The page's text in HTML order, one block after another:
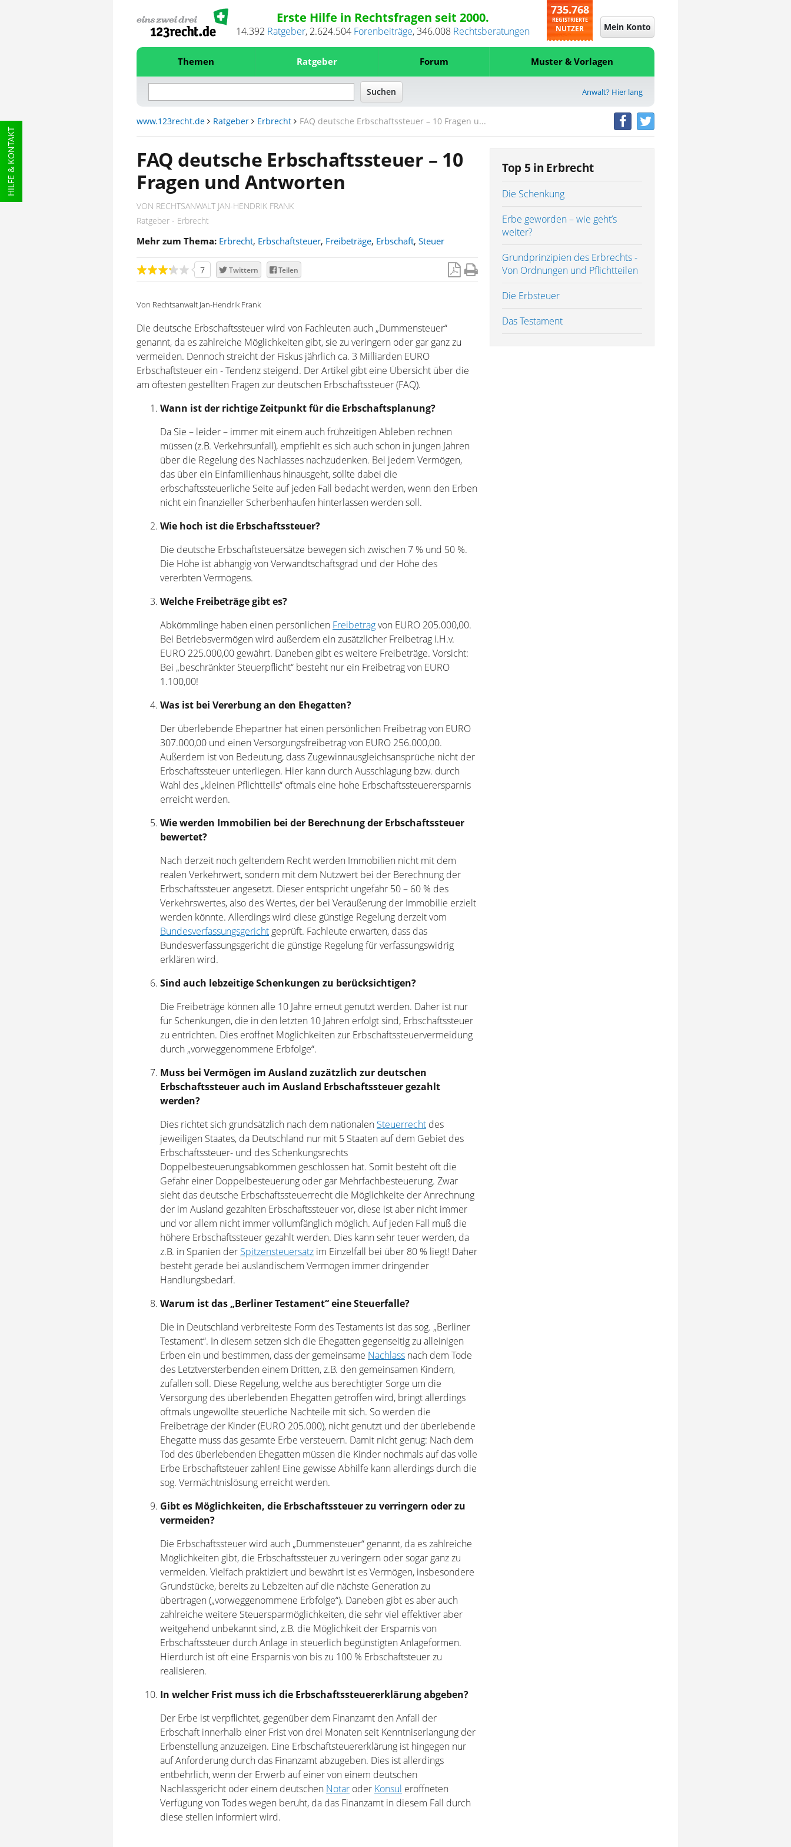
HILFE & KONTAKT
Erste Hilfe in Rechtsfragen seit 2000.
14.392 Ratgeber, 2.624.504 Forenbeiträge,346.008 Rechtsberatungen
735.768
REGISTRIERTE
NUTZER Mein Konto
Themen Ratgeber Forum Muster & Vorlagen
Anwalt? Hier lang
www.123recht.de Ratgeber Erbrecht FAQ deutsche Erbschaftssteuer – 10 Fragen u...
FAQ deutsche Erbschaftssteuer – 10
Fragen und Antworten
VON RECHTSANWALT JAN-HENDRIK FRANK
Ratgeber - Erbrecht
Mehr zum Thema: Erbrecht, Erbschaftsteuer, Freibeträge, Erbschaft, Steuer
7 Twittern Teilen
Von Rechtsanwalt Jan-Hendrik Frank
Die deutsche Erbschaftssteuer wird von Fachleuten auch „Dummensteuer“
genannt, da es zahlreiche Möglichkeiten gibt, sie zu veringern oder gar ganz zu
vermeiden. Dennoch streicht der Fiskus jährlich ca. 3 Milliarden EURO
Erbschaftsteuer ein - Tendenz steigend. Der Artikel gibt eine Übersicht über die
am öftesten gestellten Fragen zur deutschen Erbschaftssteuer (FAQ).
Wann ist der richtige Zeitpunkt für die Erbschaftsplanung?
Da Sie – leider – immer mit einem auch frühzeitigen Ableben rechnen
müssen (z.B. Verkehrsunfall), empfiehlt es sich auch schon in jungen Jahren
über die Regelung des Nachlasses nachzudenken. Bei jedem Vermögen,
das über ein Einfamilienhaus hinausgeht, sollte dabei die
erbschaftssteuerliche Seite auf jeden Fall bedacht werden, wenn den Erben
nicht ein finanzieller Scherbenhaufen hinterlassen werden soll.
Wie hoch ist die Erbschaftssteuer?
Die deutsche Erbschaftsteuersätze bewegen sich zwischen 7 % und 50 %.
Die Höhe ist abhängig von Verwandtschaftsgrad und der Höhe des
vererbten Vermögens.
Welche Freibeträge gibt es?
Abkömmlinge haben einen persönlichen Freibetragvon EURO 205.000,00.
Bei Betriebsvermögen wird außerdem ein zusätzlicher Freibetrag i.H.v.
EURO 225.000,00 gewährt. Daneben gibt es weitere Freibeträge. Vorsicht:
Bei „beschränkter Steuerpflicht“ besteht nur ein Freibetrag von EURO
1.100,00!
Was ist bei Vererbung an den Ehegatten?
Der überlebende Ehepartner hat einen persönlichen Freibetrag von EURO
307.000,00 und einen Versorgungsfreibetrag von EURO 256.000,00.
Außerdem ist von Bedeutung, dass Zugewinnausgleichsansprüche nicht der
Erbschaftssteuer unterliegen. Hier kann durch Ausschlagung bzw. durch
Wahl des „kleinen Pflichtteils“ oftmals eine hohe Erbschaftssteuerersparnis
erreicht werden.
Wie werden Immobilien bei der Berechnung der Erbschaftssteuer
bewertet?
Nach derzeit noch geltendem Recht werden Immobilien nicht mit dem
realen Verkehrwert, sondern mit dem Nutzwert bei der Berechnung der
Erbschaftssteuer angesetzt. Dieser entspricht ungefähr 50 – 60 % des
Verkehrswertes, also des Wertes, der bei Veräußerung der Immobilie erzielt
werden könnte. Allerdings wird diese günstige Regelung derzeit vom
Bundesverfassungsgericht geprüft. Fachleute erwarten, dass das
Bundesverfassungsgericht die günstige Regelung für verfassungswidrig
erklären wird.
Sind auch lebzeitige Schenkungen zu berücksichtigen?
Die Freibeträge können alle 10 Jahre erneut genutzt werden. Daher ist nur
für Schenkungen, die in den letzten 10 Jahren erfolgt sind, Erbschaftssteuer
zu entrichten. Dies eröffnet Möglichkeiten zur Erbschaftssteuervermeidung
durch „vorweggenommene Erbfolge“.
Muss bei Vermögen im Ausland zuzätzlich zur deutschen
Erbschaftssteuer auch im Ausland Erbschaftssteuer gezahlt
werden?
Dies richtet sich grundsätzlich nach dem nationalen Steuerrecht des
jeweiligen Staates, da Deutschland nur mit 5 Staaten auf dem Gebiet des
Erbschaftssteuer- und des Schenkungsrechts
Doppelbesteuerungsabkommen geschlossen hat. Somit besteht oft die
Gefahr einer Doppelbesteuerung oder gar Mehrfachbesteuerung. Zwar
sieht das deutsche Erbschaftssteuerrecht die Möglichkeite der Anrechnung
der im Ausland gezahlten Erbschaftssteuer vor, diese ist aber nicht immer
und vor allem nicht immer vollumfänglich möglich. Auf jeden Fall muß die
höhere Erbschaftssteuer gezahlt werden. Dies kann sehr teuer werden, da
z.B. in Spanien der Spitzensteuersatz im Einzelfall bei über 80 % liegt! Daher
besteht gerade bei ausländischem Vermögen immer dringender
Handlungsbedarf.
Warum ist das „Berliner Testament“ eine Steuerfalle?
Die in Deutschland verbreiteste Form des Testaments ist das sog. „Berliner
Testament“. In diesem setzen sich die Ehegatten gegenseitig zu alleinigen
Erben ein und bestimmen, dass der gemeinsame Nachlass nach dem Tode
des Letztversterbenden einem Dritten, z.B. den gemeinsamen Kindern,
zufallen soll. Diese Regelung, welche aus berechtigter Sorge um die
Versorgung des überlebenden Ehegatten getroffen wird, bringt allerdings
oftmals ungewollte steuerliche Nachteile mit sich. So werden die
Freibeträge der Kinder (EURO 205.000), nicht genutzt und der überlebende
Ehegatte muss das gesamte Erbe versteuern. Damit nicht genug: Nach dem
Tod des überlebenden Ehegatten müssen die Kinder nochmals auf das volle
Erbe Erbschaftsteuer zahlen! Eine gewisse Abhilfe kann allerdings durch die
sog. Vermächtnislösung erreicht werden.
Gibt es Möglichkeiten, die Erbschaftssteuer zu verringern oder zu
vermeiden?
Die Erbschaftssteuer wird auch „Dummensteuer“ genannt, da es zahlreiche
Möglichkeiten gibt, die Erbschaftssteuer zu veringern oder sogar ganz zu
vermeiden. Vielfach praktiziert und bewährt ist es Vermögen, insbesondere
Grundstücke, bereits zu Lebzeiten auf die nächste Generation zu
übertragen („vorweggenommene Erbfolge“). Daneben gibt es aber auch
zahlreiche weitere Steuersparmöglichkeiten, die sehr viel effektiver aber
weitgehend unbekannt sind, z.B. die Möglichkeit der Ersparnis von
Erbschaftssteuer durch Anlage in steuerlich begünstigten Anlageformen.
Hierdurch ist oft eine Ersparnis von bis zu 100 % Erbschaftsteuer zu
realisieren.
In welcher Frist muss ich die Erbschaftssteuererklärung abgeben?
Der Erbe ist verpflichtet, gegenüber dem Finanzamt den Anfall der
Erbschaft innerhalb einer Frist von drei Monaten seit Kenntniserlangung der
Erbenstellung anzuzeigen. Eine Erbschaftsteuererklärung ist hingegen nur
auf Anforderung durch das Finanzamt abzugeben. Dies ist allerdings
entbehrlich, wenn der Erwerb auf einer von einem deutschen
Nachlassgericht oder einem deutschen Notar oder Konsul eröffneten
Verfügung von Todes wegen beruht, da das Finanzamt in diesem Fall durch
diese stellen informiert wird.
Top 5 in Erbrecht
Die Schenkung
Erbe geworden – wie geht’s
weiter?
Grundprinzipien des Erbrechts -
Von Ordnungen und Pflichtteilen
Die Erbsteuer
Das Testament